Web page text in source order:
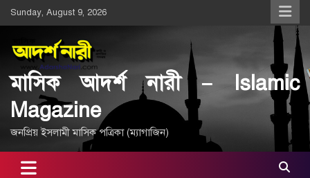
Skip
to
content
Sunday, August 9, 2026
মাসিক আদর্শ নারী – Islamic
Magazine
জনপ্রিয় ইসলামী মাসিক পত্রিকা (ম্যাগাজিন)